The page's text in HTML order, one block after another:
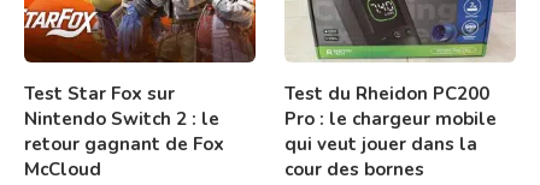
Test Star Fox sur
Nintendo Switch 2 : le
retour gagnant de Fox
McCloud
Test du Rheidon PC200
Pro : le chargeur mobile
qui veut jouer dans la
cour des bornes